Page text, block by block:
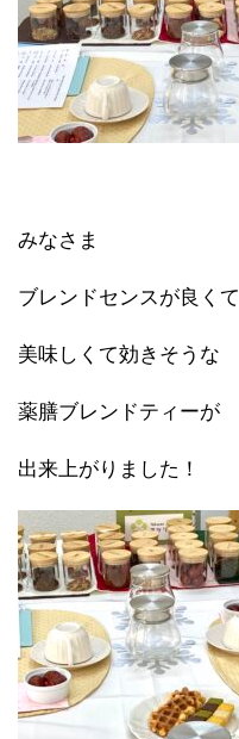
みなさま
ブレンドセンスが良くて
美味しくて効きそうな
薬膳ブレンドティーが
出来上がりました！